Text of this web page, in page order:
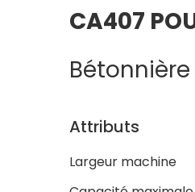
CA407
Attributs
Largeur machine